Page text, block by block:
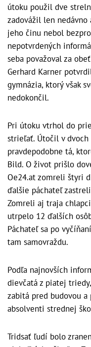
útoku použil dve
zadovážil len
jeho činu nebol
nepotvrdených
seba považoval za
Gerhard Karner
gymnázia, ktorý však
nedokončil.
Pri útoku vtrhol do
strieľať. Útočil v
pravdepodobne tá,
Bild. O život prišlo
Oe24.at zomreli štyri
ďalšie páchateľ
Zomreli aj traja
utrpelo 12 ďalších
Páchateľ sa po
tam samovraždu.
Podľa najnovších
dievčatá z piatej
zabitá pred budovou
absolventi strednej
Tridsať ľudí bolo